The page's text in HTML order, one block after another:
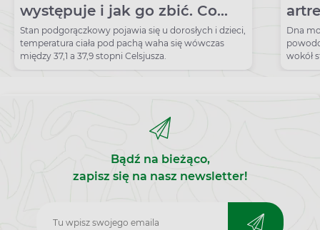
występuje i jak go zbić. Co
może oznaczać stan
podgorączkowy u dziecka?
Stan podgorączkowy pojawia się u dorosłych i dzieci,
temperatura ciała pod pachą waha się wówczas
między 37,1 a 37,9 stopni Celsjusza.
Dna
wokół
Bądź na bieżąco,
zapisz się na nasz newsletter!
Zapisz